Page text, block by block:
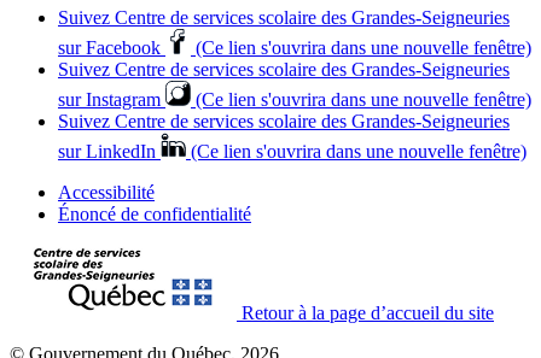
Suivez Centre de services scolaire des Grandes‑Seigneuries
sur Facebook
(Ce lien s'ouvrira dans une nouvelle fenêtre)
Suivez Centre de services scolaire des Grandes‑Seigneuries
sur Instagram
(Ce lien s'ouvrira dans une nouvelle fenêtre)
Suivez Centre de services scolaire des Grandes‑Seigneuries
sur LinkedIn
(Ce lien s'ouvrira dans une nouvelle fenêtre)
Accessibilité
Énoncé de confidentialité
Retour à la page d’accueil du site